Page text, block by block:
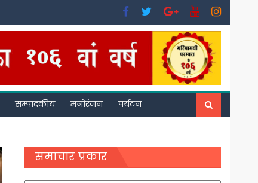
सम्पादकीय मनोरंजन पर्यटन
समाचार प्रकार